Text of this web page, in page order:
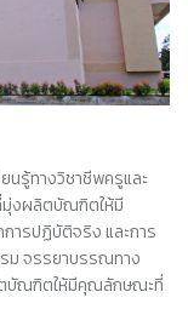
นรู้ทางวิชาชีพครูและ
มุ่งผลิตบัณฑิตให้มี
ารปฏิบัติจริง และการ
ม จรรยาบรรณทาง
บัณฑิตให้มีคุณลักษณะที่